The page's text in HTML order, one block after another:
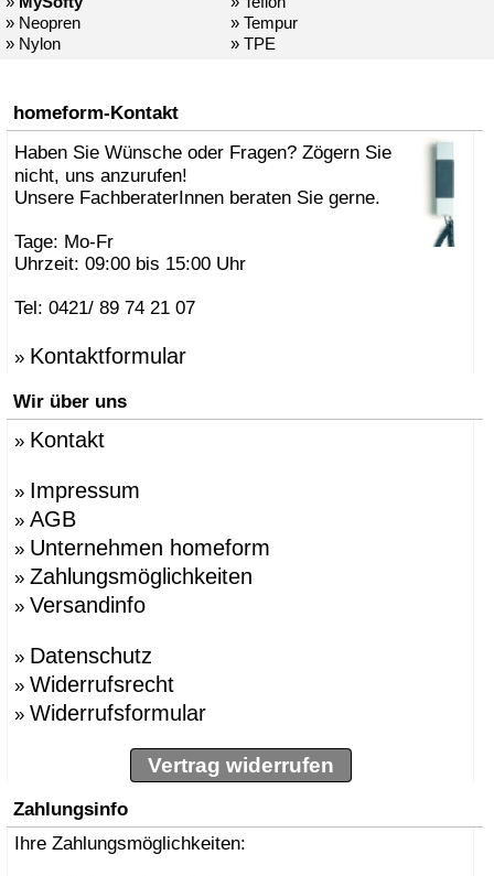
» Neopren
» Nylon
» Tempur
» TPE
homeform-Kontakt
Haben Sie Wünsche oder Fragen? Zögern Sie
nicht, uns anzurufen!
Unsere FachberaterInnen beraten Sie gerne.
Tage: Mo-Fr
Uhrzeit: 09:00 bis 15:00 Uhr
Tel: 0421/ 89 74 21 07
» Kontaktformular
Wir über uns
» Kontakt
» Impressum
» AGB
» Unternehmen homeform
» Zahlungsmöglichkeiten
» Versandinfo
» Datenschutz
» Widerrufsrecht
» Widerrufsformular
Vertrag widerrufen
Zahlungsinfo
Ihre Zahlungsmöglichkeiten: